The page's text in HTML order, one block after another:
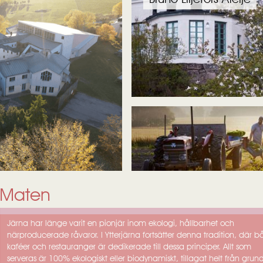
Maten
Järna har länge varit en pionjär inom ekologi, hållbarhet och
närproducerade råvaror. I Ytterjärna fortsätter denna tradition, där
kaféer och restauranger är dedikerade till dessa principer. Allt som
serveras är 100% ekologiskt eller biodynamiskt, tillagat helt från